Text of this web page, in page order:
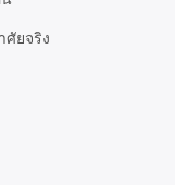
ยจริง